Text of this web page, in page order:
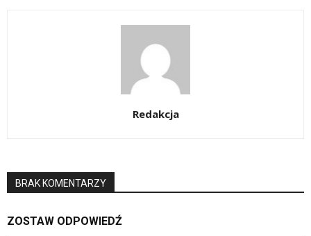
Redakcja
BRAK KOMENTARZY
ZOSTAW ODPOWIEDŹ